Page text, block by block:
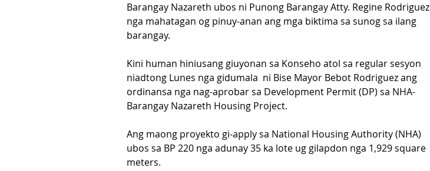
Barangay Nazareth ubos ni Punong Barangay Atty. Regine Rodriguez
nga mahatagan og pinuy-anan ang mga biktima sa sunog sa ilang
barangay.
Kini human hiniusang giuyonan sa Konseho atol sa regular sesyon
niadtong Lunes nga gidumala  ni Bise Mayor Bebot Rodriguez ang
ordinansa nga nag-aprobar sa Development Permit (DP) sa NHA-
Barangay Nazareth Housing Project.
Ang maong proyekto gi-apply sa National Housing Authority (NHA)
ubos sa BP 220 nga adunay 35 ka lote ug gilapdon nga 1,929 square
meters.